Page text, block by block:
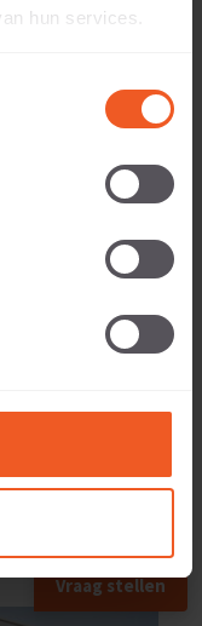
hun services.
Vraag stellen